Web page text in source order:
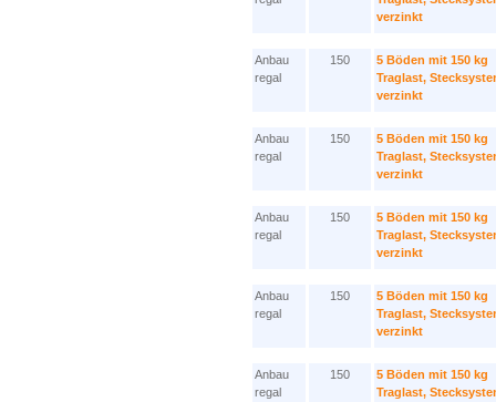
verzinkt
Anbau
regal
150
5 Böden mit 150 kg
Traglast,
verzinkt
Anbau
regal
150
5 Böden mit 150 kg
Traglast,
verzinkt
Anbau
regal
150
5 Böden mit 150 kg
Traglast,
verzinkt
Anbau
regal
150
5 Böden mit 150 kg
Traglast,
verzinkt
Anbau
regal
150
5 Böden mit 150 kg
Traglast,